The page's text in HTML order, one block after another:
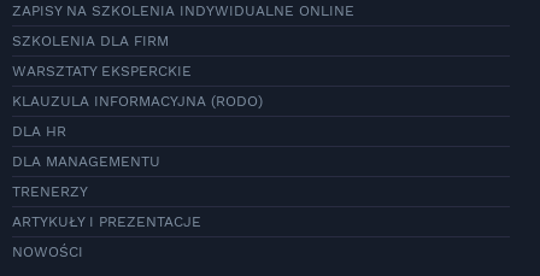
ZAPISY NA SZKOLENIA INDYWIDUALNE ONLINE
SZKOLENIA DLA FIRM
WARSZTATY EKSPERCKIE
KLAUZULA INFORMACYJNA (RODO)
DLA HR
DLA MANAGEMENTU
TRENERZY
ARTYKUŁY I PREZENTACJE
NOWOŚCI